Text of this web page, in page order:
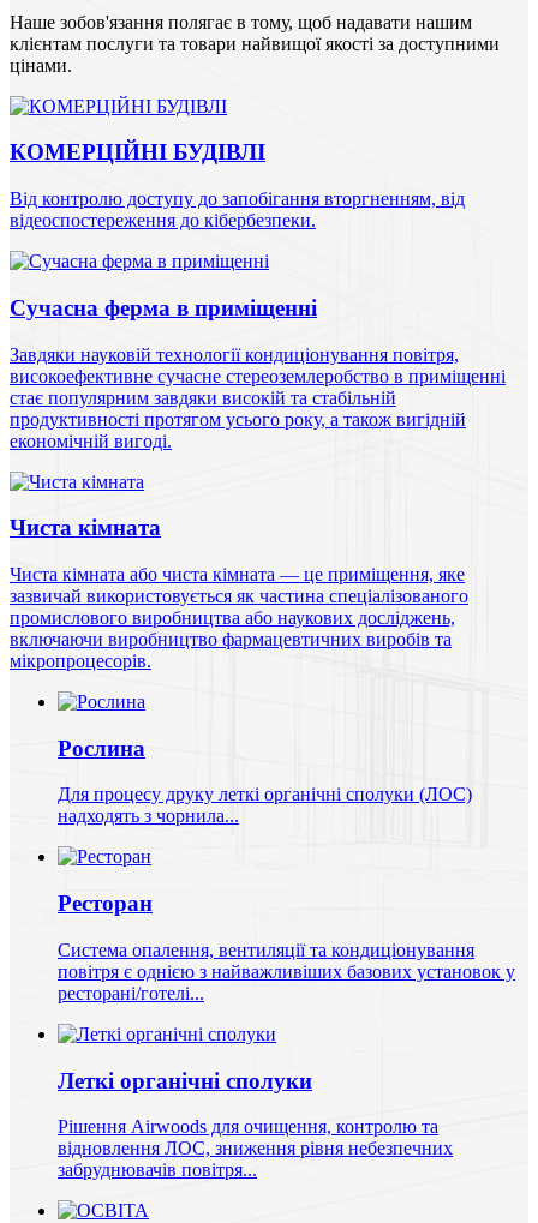
Наше зобов'язання полягає в тому, щоб надавати нашим
клієнтам послуги та товари найвищої якості за доступними
цінами.
КОМЕРЦІЙНІ БУДІВЛІ
Від контролю доступу до запобігання вторгненням, від
відеоспостереження до кібербезпеки.
Сучасна ферма в приміщенні
Завдяки науковій технології кондиціонування повітря,
високоефективне сучасне стереоземлеробство в приміщенні
стає популярним завдяки високій та стабільній
продуктивності протягом усього року, а також вигідній
економічній вигоді.
Чиста кімната
Чиста кімната або чиста кімната — це приміщення, яке
зазвичай використовується як частина спеціалізованого
промислового виробництва або наукових досліджень,
включаючи виробництво фармацевтичних виробів та
мікропроцесорів.
Рослина
Для процесу друку леткі органічні сполуки (ЛОС)
надходять з чорнила...
Ресторан
Система опалення, вентиляції та кондиціонування
повітря є однією з найважливіших базових установок у
ресторані/готелі...
Леткі органічні сполуки
Рішення Airwoods для очищення, контролю та
відновлення ЛОС, зниження рівня небезпечних
забруднювачів повітря...